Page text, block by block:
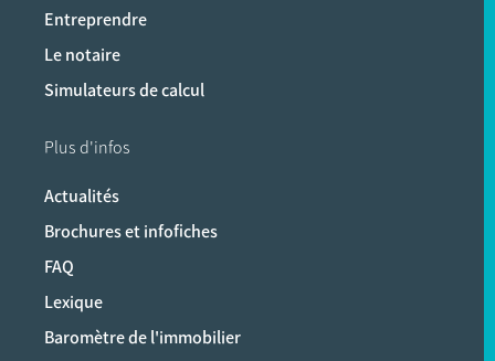
Entreprendre
Le notaire
Simulateurs de calcul
Plus d'infos
Actualités
Brochures et infofiches
FAQ
Lexique
Baromètre de l'immobilier